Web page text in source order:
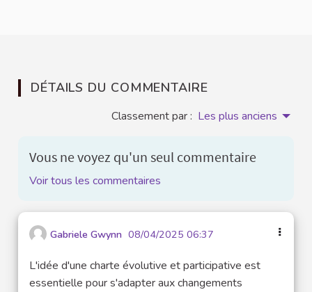
DÉTAILS DU COMMENTAIRE
Classement par : Les plus anciens
Vous ne voyez qu'un seul commentaire
Voir tous les commentaires
Gabriele Gwynn 08/04/2025 06:37
L'idée d'une charte évolutive et participative est
essentielle pour s'adapter aux changements